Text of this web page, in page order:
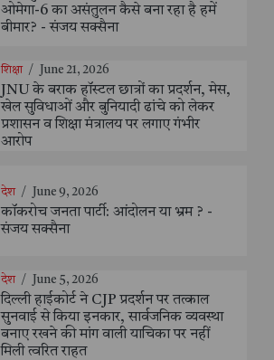
ओमेगा-6 का असंतुलन कैसे बना रहा है हमें
बीमार? - संजय सक्सैना
शिक्षा / June 21, 2026
JNU के बराक हॉस्टल छात्रों का प्रदर्शन, मेस,
खेल सुविधाओं और बुनियादी ढांचे को लेकर
प्रशासन व शिक्षा मंत्रालय पर लगाए गंभीर
आरोप
देश / June 9, 2026
कॉकरोच जनता पार्टी: आंदोलन या भ्रम ? -
संजय सक्सैना
देश / June 5, 2026
दिल्ली हाईकोर्ट ने CJP प्रदर्शन पर तत्काल
सुनवाई से किया इनकार, सार्वजनिक व्यवस्था
बनाए रखने की मांग वाली याचिका पर नहीं
मिली त्वरित राहत